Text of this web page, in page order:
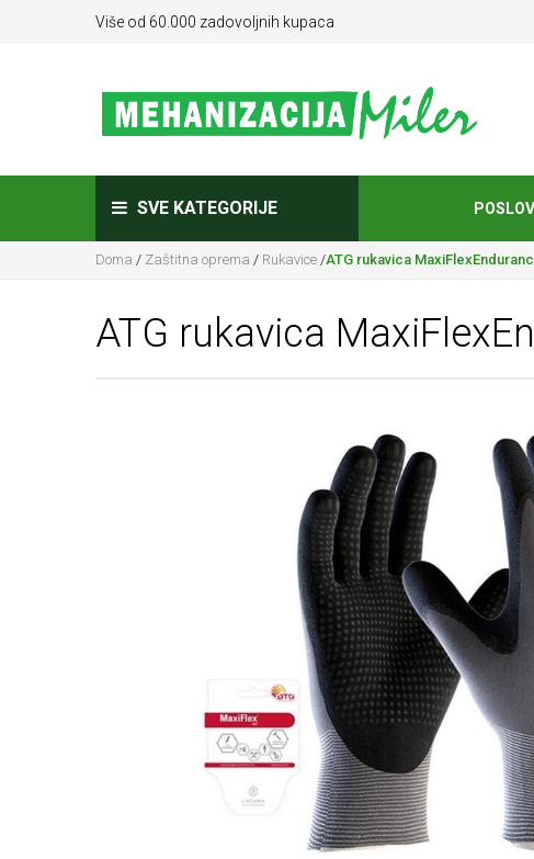
Više od 60.000 zadovoljnih kupaca
SVE KATEGORIJE
Doma / Zaštitna oprema / Rukavice /ATG rukavica
ATG rukavica